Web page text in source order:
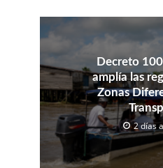
Decreto
amplía las
Zonas
2 días